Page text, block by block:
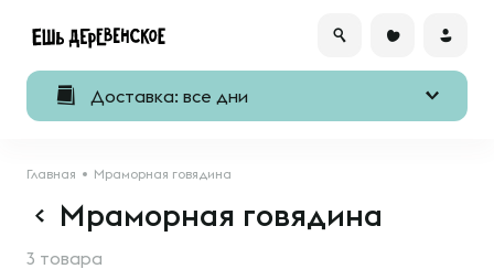
Доставка: все дни
Главная Мраморная говядина
Мраморная говядина
3 товара